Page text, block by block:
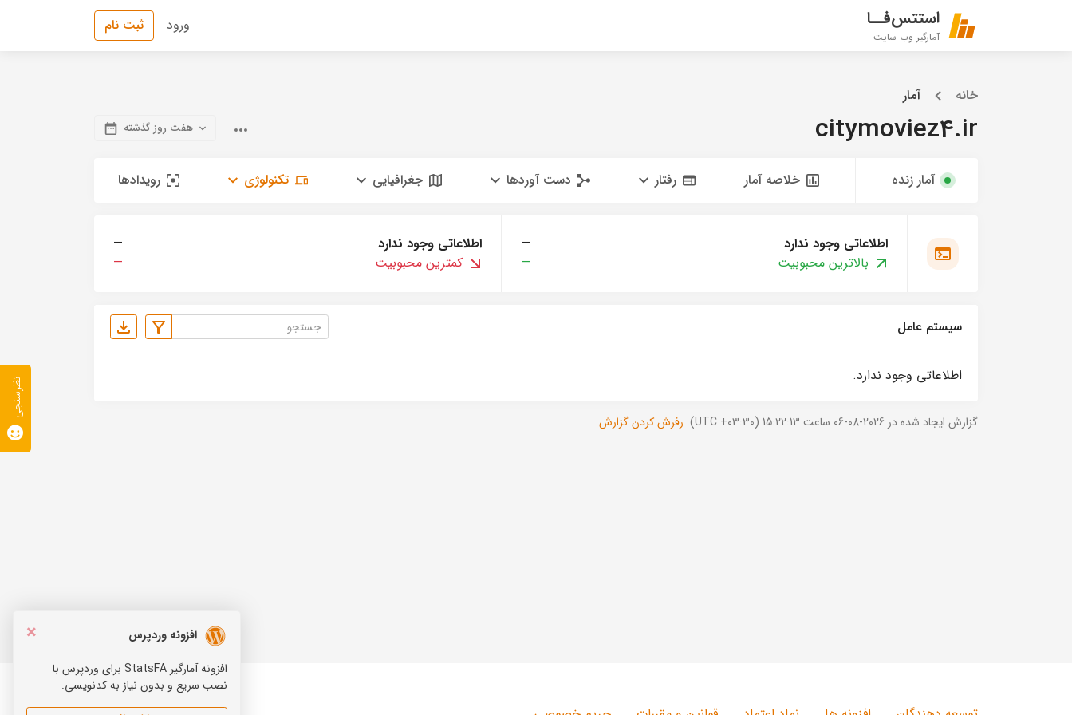
استتس‌فــا
آمارگیر وب سایت
ورود ثبت نام
خانه آمار
citymoviez4.ir هفت روز گذشته
آمار زنده خلاصه آمار رفتار دست آوردها جغرافیایی تکنولوژی رویدادها
اطلاعاتی وجود ندارد
—
بالاترین محبوبیت
—
اطلاعاتی وجود ندارد
—
کمترین محبوبیت
—
سیستم عامل
اطلاعاتی وجود ندارد.
گزارش ایجاد شده در 2026-08-06 ساعت 15:22:13 (UTC +03:30). رفرش کردن گزارش
×
افزونه وردپرس
افزونه آمارگیر StatsFA برای وردپرس با
نصب سریع و بدون نیاز به کدنویسی.
نظرسنجی